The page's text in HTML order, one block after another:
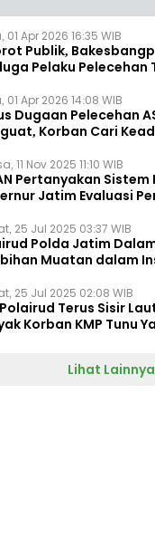
01 Apr 2026 16:35 WIB
Publik,
Pelaku Pelecehan
01 Apr 2026 14:08 WIB
Dugaan Pelecehan
Korban Cari
11 Nov 2025 11:10 WIB
Pertanyakan
Jatim Evaluasi
25 Jul 2025 03:37 WIB
Polda Jatim
Muatan dalam
25 Jul 2025 02:08 WIB
Terus Sisir
Korban KMP Tunu
Lihat Lainnya